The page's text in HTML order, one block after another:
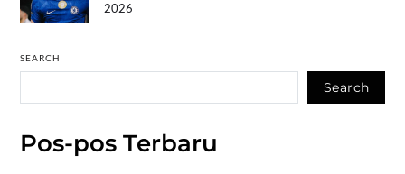
2026
SEARCH
Search
Pos-pos Terbaru